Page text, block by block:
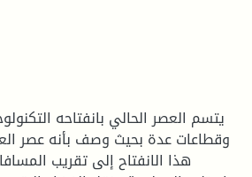
يتسم العصر الحالي بانفتاحه
وقطاعات عدة بحيث وصف بأنه عصر
هذا الانفتاح إلى تقريب